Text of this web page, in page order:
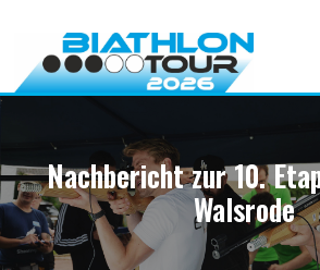
Inhalt
Nachbericht zur 10.
Walsrode